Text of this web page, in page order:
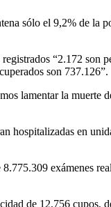
sólo el 9,2% de la
“2.172 son
son 737.126”.
lamentar la muerte
en
exámenes
de 12.756 cupos,